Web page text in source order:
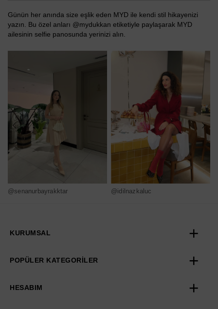
Günün her anında size eşlik eden MYD ile kendi stil hikayenizi
yazın. Bu özel anları @mydukkan etiketiyle paylaşarak MYD
ailesinin selfie panosunda yerinizi alın.
@senanurbayrakktar @idilnazkaluc
KURUMSAL
POPÜLER KATEGORİLER
HESABIM